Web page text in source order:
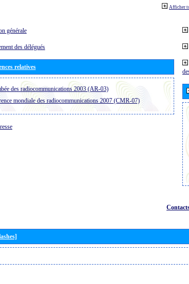
Afficher
générale
des délégués
relatives
des radiocommunications 2003 (AR-03)
mondiale des radiocommunications 2007 (CMR-07)